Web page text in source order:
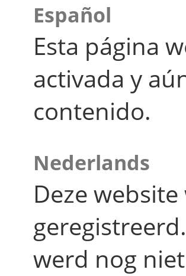
Español
Esta página
activada y
contenido.
Nederlands
Deze
werd nog